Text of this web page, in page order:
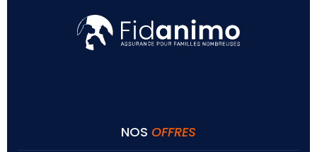
NOS OFFRES